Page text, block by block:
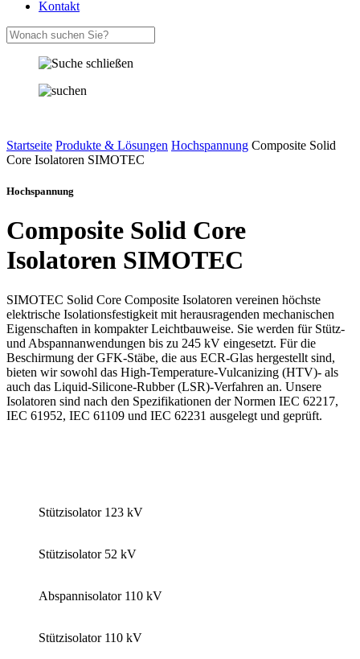
Kontakt
Startseite Produkte & Lösungen Hochspannung Composite Solid
Core Isolatoren SIMOTEC
Hochspannung
Composite Solid Core
Isolatoren SIMOTEC
SIMOTEC Solid Core Composite Isolatoren vereinen höchste
elektrische Isolationsfestigkeit mit herausragenden mechanischen
Eigenschaften in kompakter Leichtbauweise. Sie werden für Stütz-
und Abspannanwendungen bis zu 245 kV eingesetzt. Für die
Beschirmung der GFK-Stäbe, die aus ECR-Glas hergestellt sind,
bieten wir sowohl das High-Temperature-Vulcanizing (HTV)- als
auch das Liquid-Silicone-Rubber (LSR)-Verfahren an. Unsere
Isolatoren sind nach den Spezifikationen der Normen IEC 62217,
IEC 61952, IEC 61109 und IEC 62231 ausgelegt und geprüft.
Stützisolator 123 kV
Stützisolator 52 kV
Abspannisolator 110 kV
Stützisolator 110 kV